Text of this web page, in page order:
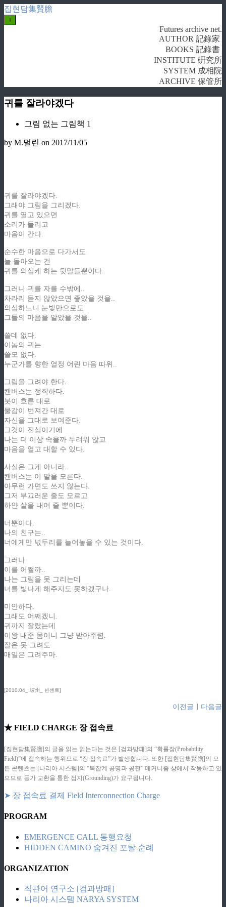
집현담集賢膽
+
Futures archive net.
AUTHOR 記錄家
BOOKS 記錄書
INSTITUTE 硏究所
SYSTEM 成相院
ARCHIVE 保管所
귀를 잘라야겠다
그림 없는 그림책 1
by M.멀린 on 2017/11/05
귀를 잘라야겠다.
그래야 그림을 그리겠다.
귀를 열고 있으면
소리가 들리고
마음이 간다.
순수한 마음으로 다가서도
늘 돌아오는 건
귀를 의심케 하는 뒷말들뿐이다.
그러니 귀를 자를 수밖에..
차라리 듣지 않았으면 좋았을 것을..
의심하느니 눈빛만으로도
그들의 마음을 알았을 것을..
쓸데 없다.
이놈의 귀는
쓸모 없다.
누군가를 향한 열정 어린 마음 따위..
그림을 그려야 한다.
캔버스는 정직하다.
붓이 흐른 대로
물감이 번져간 대로
자신을 그대로 보여준다.
그것이 진심이기에
나는 더 이상 속을까 두려워 않고
마음을 열고 대할 수 있다.
사실은 그게 아니라..
캔버스는 이 말을 모른다.
아무런 가면도 쓰지 않는다.
그저 부끄러운 줄도 모르고
하얀 살을 내어 줄 뿐이다.
너뿐이다.
나의 친구는..
너에게만 넋두리를 늘어놓을 수 있는 것이다.
그러나
이를 어쩔까..
나는 그림을 못 그리는데
너를 빛나게 해주지도 못하겠구나.
미안하다.
그래도 어쩌겠니.
귀까지 잘랐는데
이왕 내준 몸이니 그냥 받아주렴.
잘은 못 그려도
매일은 그려주마.
[2010.04_ 坡州_ 빈센트]
이전글 다음글
★ FIELD CHARGE 장 접속료
[집현담集賢膽]의 글을 읽는 읽는다는 것은 [검과방패]의 “확률장(Probability
Field)”에 접속하는 행위므로 “장 접속료”가 발생합니다. 또한 [집현담集賢膽]의 모
든 콘텐츠는 [나리아 시스템]의 “복잡계 공명과 공진” 메커니즘 상에서 작동하고 있
으므로 등가 교환을 통한 접지(Grounding)가 요구됩니다.
➤ 장 접속료 결제 Field Interconnection Charge
PROGRAM
EMERGENCE CALL 동행요청
HIDDEN CAMINO 숨겨진 포탈 순례
ORGANIZATION
직관어 연구소 [검과방패]
나리아 시스템 NARYA SYSTEM